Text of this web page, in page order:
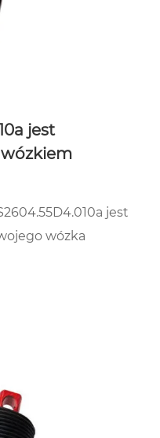
jest
jest
wózka